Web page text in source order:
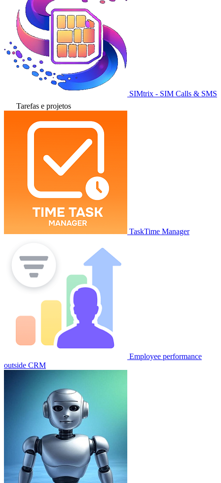
SIMtrix - SIM Calls & SMS
Tarefas e projetos
TaskTime Manager
Employee performance
outside CRM